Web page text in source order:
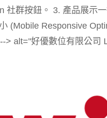
社群按鈕。 3. 產品展示
(Mobile Responsive
> alt="好優數位有限公司